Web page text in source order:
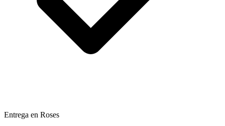
Entrega en Roses